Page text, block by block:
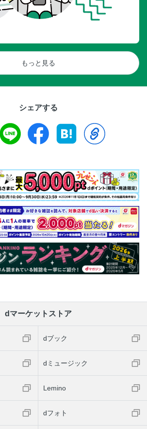
もっと見る
シェアする
dマーケットストア
dブック
dミュージック
Lemino
dフォト